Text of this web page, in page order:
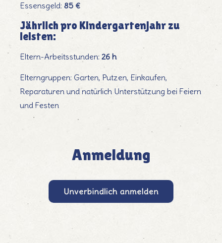
Essensgeld: 85 €
Jährlich pro Kindergartenjahr zu
leisten:
Eltern-Arbeitsstunden: 26 h
Elterngruppen: Garten, Putzen, Einkaufen,
Reparaturen und natürlich Unterstützung bei Feiern
und Festen
Anmeldung
Inscription
Unverbindlich anmelden